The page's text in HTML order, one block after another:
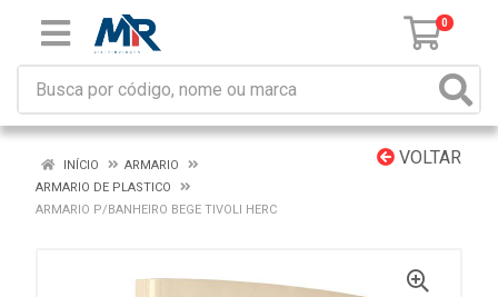
0
VOLTAR
INÍCIO
ARMARIO
ARMARIO DE PLASTICO
ARMARIO P/BANHEIRO BEGE TIVOLI HERC